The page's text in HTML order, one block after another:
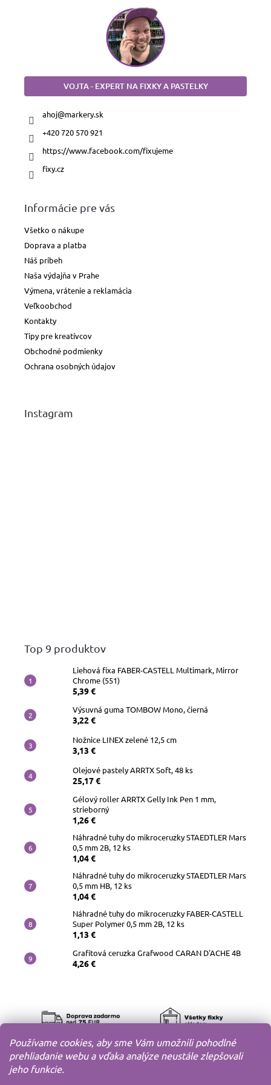
Používame cookies, aby sme Vám umožnili pohodlné
prehliadanie webu a vďaka analýze neustále zlepšovali
jeho funkcie.
VOJTA - EXPERT NA FIXKY A PASTELKY
ahoj@markery.sk
+420 720 570 921
https://www.facebook.com/fixujeme
fixy.cz
Informácie pre vás
Všetko o nákupe
Doprava a platba
Náš príbeh
Naša výdajňa v Prahe
Výmena, vrátenie a reklamácia
Veľkoobchod
Kontakty
Tipy pre kreatívcov
Obchodné podmienky
Ochrana osobných údajov
Instagram
Top 9 produktov
Liehová fixa FABER-CASTELL Multimark, Mirror
Chrome (551)
5,39 €
Výsuvná guma TOMBOW Mono, čierná
3,22 €
Nožnice LINEX zelené 12,5 cm
3,13 €
Olejové pastely ARRTX Soft, 48 ks
25,17 €
Gélový roller ARRTX Gelly Ink Pen 1 mm,
strieborný
1,26 €
Náhradné tuhy do mikroceruzky STAEDTLER Mars
0,5 mm 2B, 12 ks
1,04 €
Náhradné tuhy do mikroceruzky STAEDTLER Mars
0,5 mm HB, 12 ks
1,04 €
Náhradné tuhy do mikroceruzky FABER-CASTELL
Super Polymer 0,5 mm 2B, 12 ks
1,13 €
Grafitová ceruzka Grafwood CARAN D'ACHE 4B
4,26 €